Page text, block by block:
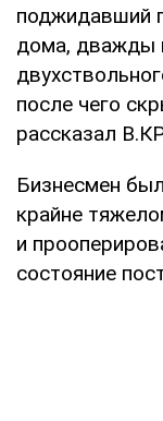
поджидавший
дома, дважды
после чего
рассказал
Бизнесмен
крайне
и
состояние